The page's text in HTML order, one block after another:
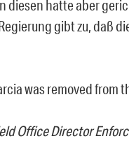
diesen hatte aber
gibt zu, daß
was removed from
Office Director